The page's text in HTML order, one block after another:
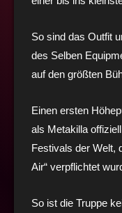
So sind das Outfit
des Selben
auf den größten
Einen ersten
als Metakilla
Festivals der Welt,
Air“ verpflichtet
So ist die Truppe